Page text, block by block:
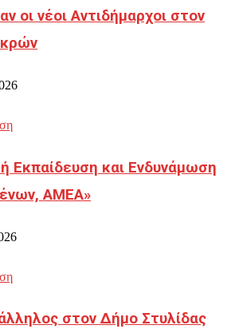
οι νέοι Αντιδήμαρχοι στον
Εκπαίδευση και Ενδυνάμωση
ΑΜΕΑ»
στον Δήμο Στυλίδας